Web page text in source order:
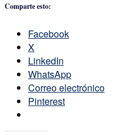
Comparte esto:
Facebook
X
LinkedIn
WhatsApp
Correo electrónico
Pinterest